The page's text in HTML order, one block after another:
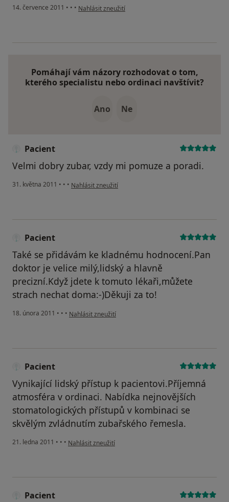
14. července 2011 • • • podle názoru uživatele Váš účet byl odstraněn
Nahlásit zneužití
Pomáhají vám názory rozhodovat o tom,
kterého specialistu nebo ordinaci navštívit?
Ano Ne
Pacient
Velmi dobry zubar, vzdy mi pomuze a poradi.
31. května 2011 • • • podle názoru uživatele Pacient
Nahlásit zneužití
Pacient
Také se přidávám ke kladnému hodnocení.Pan
doktor je velice milý,lidský a hlavně
precizní.Když jdete k tomuto lékaři,můžete
strach nechat doma:-)Děkuji za to!
18. února 2011 • • • podle názoru uživatele Pacient
Nahlásit zneužití
Pacient
Vynikající lidský přístup k pacientovi.Příjemná
atmosféra v ordinaci. Nabídka nejnovějších
stomatologických přístupů v kombinaci se
skvělým zvládnutím zubařského řemesla.
21. ledna 2011 • • • podle názoru uživatele Pacient
Nahlásit zneužití
Pacient